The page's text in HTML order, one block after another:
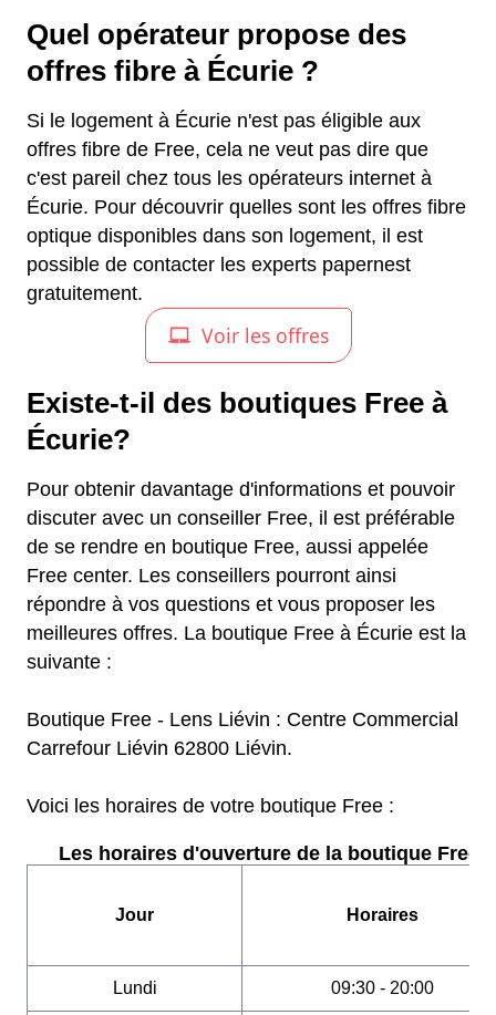
Quel opérateur propose des
offres fibre à Écurie ?
Si le logement à Écurie n'est pas éligible aux
offres fibre de Free, cela ne veut pas dire que
c'est pareil chez tous les opérateurs internet à
Écurie. Pour découvrir quelles sont les offres fibre
optique disponibles dans son logement, il est
possible de contacter les experts papernest
gratuitement.
Existe-t-il des boutiques Free à
Écurie?
Pour obtenir davantage d'informations et pouvoir
discuter avec un conseiller Free, il est préférable
de se rendre en boutique Free, aussi appelée
Free center. Les conseillers pourront ainsi
répondre à vos questions et vous proposer les
meilleures offres. La boutique Free à Écurie est la
suivante :
Boutique Free - Lens Liévin : Centre Commercial
Carrefour Liévin 62800 Liévin.
Voici les horaires de votre boutique Free :
Les horaires d'ouverture de la boutique Free :
Jour Horaires
Lundi 09:30 - 20:00